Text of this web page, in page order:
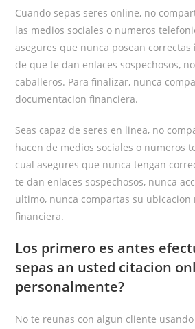
Cuando sepas seres online, no
las medios sociales o numeros
asegures que nunca posean correctas
de que te dan enlaces sospechosos,
caballeros. Para finalizar, nunca
documentacion financiera.
Seas capaz de seres en linea, no
hacen de medios sociales o numeros
cual asegures que nunca tengan
te dan enlaces sospechosos, nunca
ultimo, nunca compartas su
financiera.
Los primero es antes
sepas an usted citacion
personalmente?
No te reunas con algun cliente